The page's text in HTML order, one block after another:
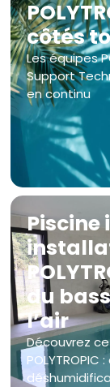
côtés
Les équipes
Support
en continu
Piscine
du
l’air
Découvrez